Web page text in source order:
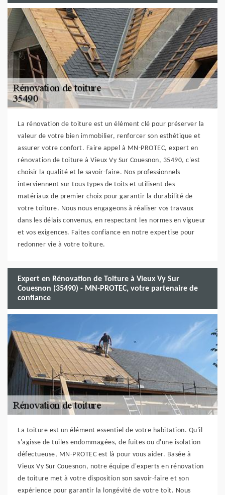
La rénovation de toiture est un élément clé pour préserver la
valeur de votre bien immobilier, renforcer son esthétique et
assurer votre confort. Faire appel à MN-PROTEC, expert en
rénovation de toiture à Vieux Vy Sur Couesnon, 35490, c'est
choisir la qualité et le savoir-faire. Nos professionnels
interviennent sur tous types de toits et utilisent des
matériaux de premier choix pour garantir la durabilité de
votre toiture. Nous nous engageons à réaliser vos travaux
dans les délais convenus, en respectant les normes en vigueur
et vos exigences. Faites confiance en notre expertise pour
redonner vie à votre toiture.
Expert en Rénovation de Toiture à Vieux Vy Sur
Couesnon (35490) - MN-PROTEC, votre partenaire de
confiance
La toiture est un élément essentiel de votre habitation. Qu'il
s'agisse de tuiles endommagées, de fuites ou d'une isolation
défectueuse, MN-PROTEC est là pour vous aider. Basée à
Vieux Vy Sur Couesnon, notre équipe d'experts en rénovation
de toiture met à votre disposition son savoir-faire et son
expérience pour garantir la longévité de votre toit. Nous